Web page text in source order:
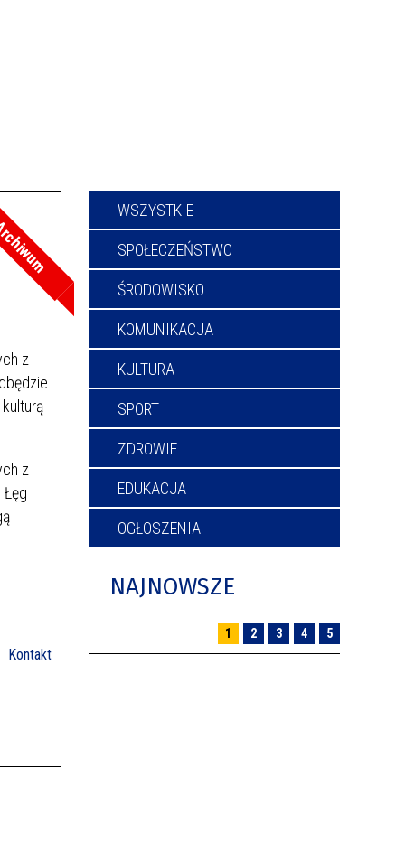
z
z
Kontakt
WSZYSTKIE
SPOŁECZEŃSTWO
ŚRODOWISKO
KOMUNIKACJA
KULTURA
SPORT
ZDROWIE
EDUKACJA
OGŁOSZENIA
NAJNOWSZE
1 2 3 4 5